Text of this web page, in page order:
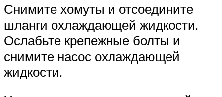
Снимите хомуты и отсоедините
шланги охлаждающей жидкости.
Ослабьте крепежные болты и
снимите насос охлаждающей
жидкости.